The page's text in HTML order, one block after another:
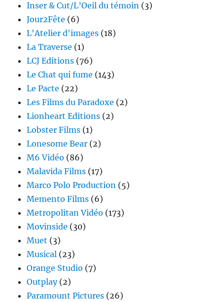
Inser & Cut/L’Oeil du témoin (3)
Jour2Fête (6)
L'Atelier d'images (18)
La Traverse (1)
LCJ Editions (76)
Le Chat qui fume (143)
Le Pacte (22)
Les Films du Paradoxe (2)
Lionheart Editions (2)
Lobster Films (1)
Lonesome Bear (2)
M6 Vidéo (86)
Malavida Films (17)
Marco Polo Production (5)
Memento Films (6)
Metropolitan Vidéo (173)
Movinside (30)
Muet (3)
Musical (23)
Orange Studio (7)
Outplay(2)
Paramount Pictures (26)